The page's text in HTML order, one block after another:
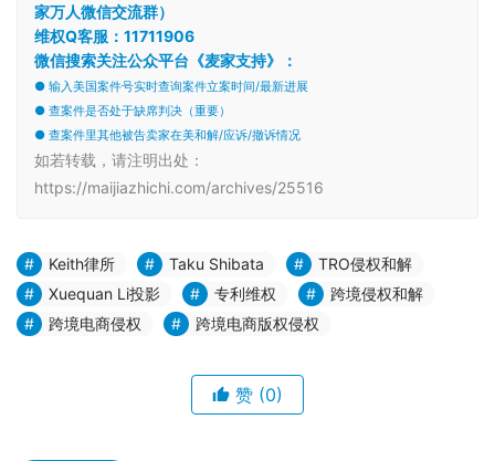
家万人微信交流群）
维权Q客服：11711906
微信搜索关注公众平台《麦家支持》：
● 输入美国案件号实时查询案件立案时间/最新进展
● 查案件是否处于缺席判决（重要）
● 查案件里其他被告卖家在美和解/应诉/撤诉情况
如若转载，请注明出处：
https://maijiazhichi.com/archives/25516
Keith律所 Taku Shibata
TRO侵权和解
Xuequan Li投影
专利维权
跨境侵权和解
跨境电商侵权
跨境电商版权侵权
赞 (0)